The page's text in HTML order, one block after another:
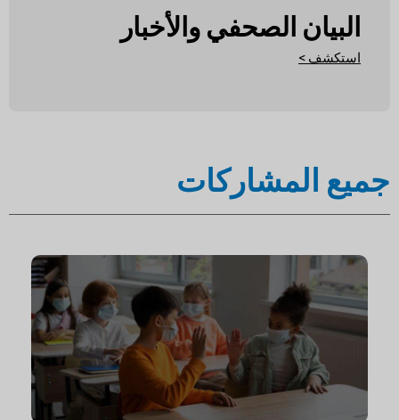
البيان الصحفي والأخبار
استكشف >
جميع المشاركات